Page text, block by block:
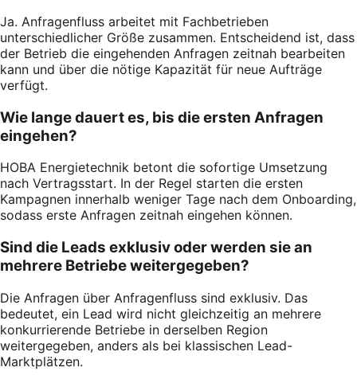
Ja. Anfragenfluss arbeitet mit Fachbetrieben
unterschiedlicher Größe zusammen. Entscheidend ist, dass
der Betrieb die eingehenden Anfragen zeitnah bearbeiten
kann und über die nötige Kapazität für neue Aufträge
verfügt.
Wie lange dauert es, bis die ersten Anfragen
eingehen?
HOBA Energietechnik betont die sofortige Umsetzung
nach Vertragsstart. In der Regel starten die ersten
Kampagnen innerhalb weniger Tage nach dem Onboarding,
sodass erste Anfragen zeitnah eingehen können.
Sind die Leads exklusiv oder werden sie an
mehrere Betriebe weitergegeben?
Die Anfragen über Anfragenfluss sind exklusiv. Das
bedeutet, ein Lead wird nicht gleichzeitig an mehrere
konkurrierende Betriebe in derselben Region
weitergegeben, anders als bei klassischen Lead-
Marktplätzen.